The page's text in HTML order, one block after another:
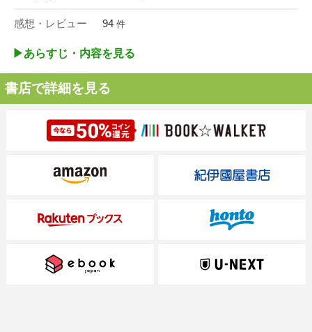
感想・レビュー 94 件
▶︎あらすじ・内容を見る
書店で詳細を見る